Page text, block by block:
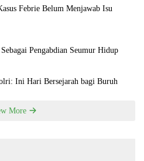
Febrie Belum Menjawab Isu
Pengabdian Seumur Hidup
Ini Hari Bersejarah bagi Buruh
More